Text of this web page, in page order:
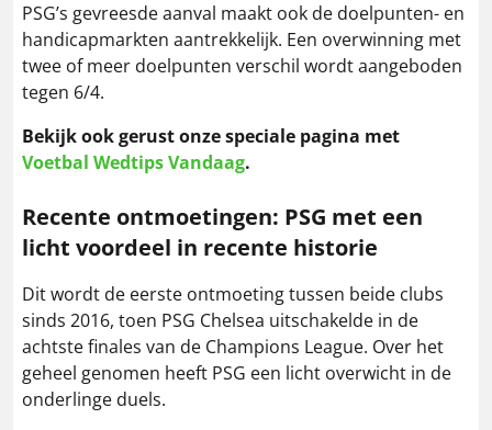
PSG’s gevreesde aanval maakt ook de doelpunten- en
handicapmarkten aantrekkelijk. Een overwinning met
twee of meer doelpunten verschil wordt aangeboden
tegen 6/4.
Bekijk ook gerust onze speciale pagina met
Voetbal Wedtips Vandaag.
Recente ontmoetingen: PSG met een
licht voordeel in recente historie
Dit wordt de eerste ontmoeting tussen beide clubs
sinds 2016, toen PSG Chelsea uitschakelde in de
achtste finales van de Champions League. Over het
geheel genomen heeft PSG een licht overwicht in de
onderlinge duels.